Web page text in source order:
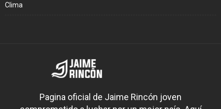
Clima
Pagina oficial de Jaime Rincón joven